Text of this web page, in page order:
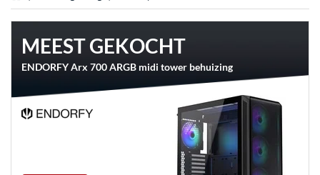
MEEST GEKOCHT
ENDORFY Arx 700 ARGB midi tower behuizing